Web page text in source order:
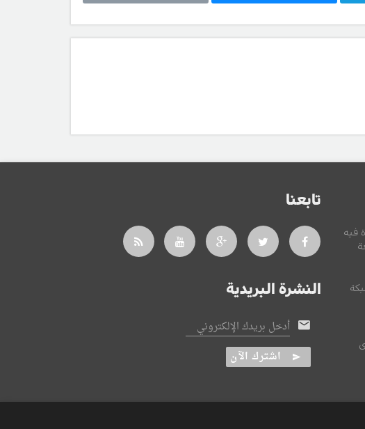
فيه
تابعنا
النشرة البريدية
أدخل بريدك الإلكتروني
اشترك الآن